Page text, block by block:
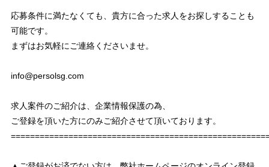
応募条件に満たなくても、貴方に合った求人をお探しすることも
可能です。
まずはお気軽にご連絡くださいませ。
info@persolsg.com
求人案件のご紹介は、企業情報保護の為、
ご登録を頂いた方にのみご紹介させて頂いております。